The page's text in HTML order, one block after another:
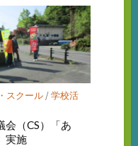
スクール/学校活
会（CS）「あ
実施